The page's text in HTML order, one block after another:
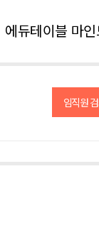
에듀테이블 마
임직원